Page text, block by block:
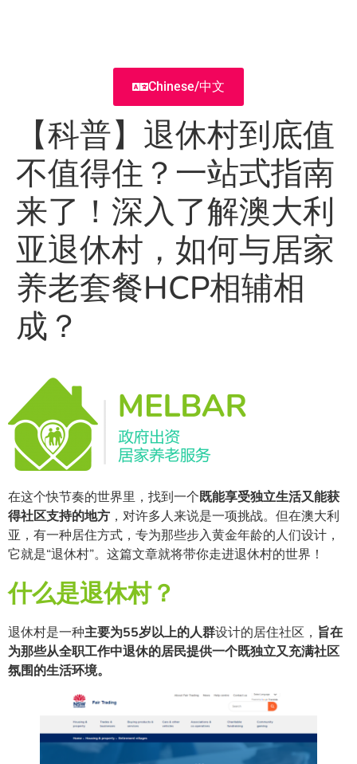
Chinese/中文
【科普】退休村到底值
不值得住？一站式指南
来了！深入了解澳大利
亚退休村，如何与居家
养老套餐HCP相辅相
成？
在这个快节奏的世界里，找到一个既能享受独立生活又能获
得社区支持的地方 ，对许多人来说是一项挑战。但在澳大利
亚，有一种居住方式，专为那些步入黄金年龄的人们设计，
它就是“退休村”。这篇文章就将带你走进退休村的世界！
什么是退休村？
退休村是一种主要为55岁以上的人群设计的居住社区， 旨在
为那些从全职工作中退休的居民提供一个既独立又充满社区
氛围的生活环境。